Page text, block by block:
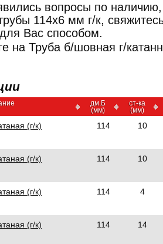
вопросы по
114x6 мм г/к,
Вас способом.
на Труба б/шовная г/
дм.Б
(мм)
ст-ка
(мм)
(г/к)
114 10
(г/к)
114 10
(г/к)
114 4
(г/к)
114 14